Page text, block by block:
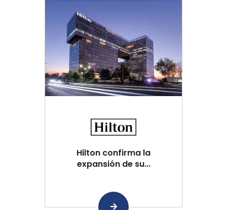
Hilton confirma la
expansión de su...